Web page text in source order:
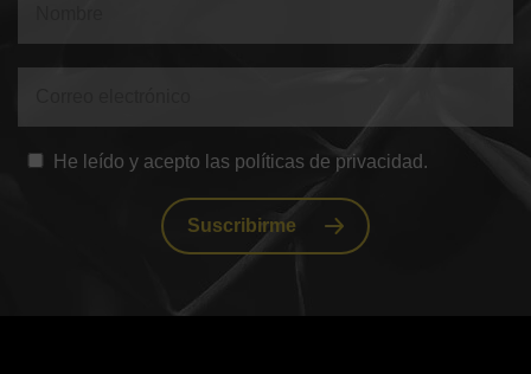
He leído y acepto las políticas de privacidad.
Suscribirme